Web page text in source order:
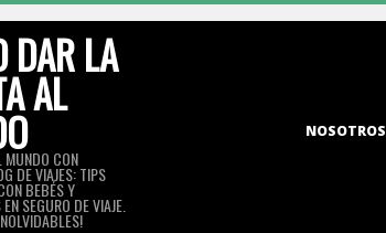
DAR LA
AL
MUNDO CON
DE VIAJES: TIPS
BEBÉS Y
SEGURO DE VIAJE.
NOSOTROS